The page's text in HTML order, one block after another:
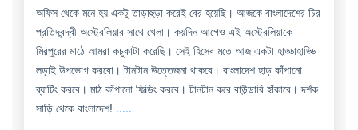
অফিস থেকে মনে হয় একটু তাড়াহুড়া করেই বের হয়েছি। আজকে বাংলাদেশের চির
প্রতিদ্বন্দ্বী অস্ট্রেলিয়ার সাথে খেলা। কয়দিন আগেও এই অস্ট্রেলিয়াকে
মিরপুরের মাঠে আমরা কচুকাটা করেছি। সেই হিসেব মতে আজ একটা হাড্ডাহাড্ডি
লড়াই উপভোগ করবো। টানটান উত্তেজনা থাকবে। বাংলাদেশ হাড় কাঁপানো
ব্যাটিং করবে। মাঠ কাঁপানো ফিল্ডিং করবে। টানটান করে বাউন্ডারি হাঁকাবে। দর্শক
সাড়ি থেকে বাংলাদেশ! .....